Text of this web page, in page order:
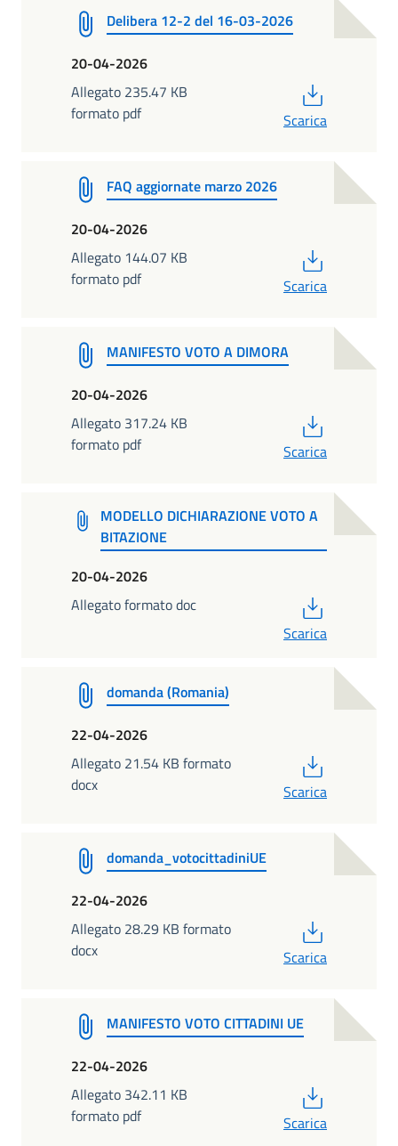
Delibera 12-2 del 16-03-2026
20-04-2026
Allegato 235.47 KB
formato pdf
Scarica
FAQ aggiornate marzo 2026
20-04-2026
Allegato 144.07 KB
formato pdf
Scarica
MANIFESTO VOTO A DIMORA
20-04-2026
Allegato 317.24 KB
formato pdf
Scarica
MODELLO DICHIARAZIONE VOTO A
BITAZIONE
20-04-2026
Allegato formato doc
Scarica
domanda (Romania)
22-04-2026
Allegato 21.54 KB formato
docx
Scarica
domanda_votocittadiniUE
22-04-2026
Allegato 28.29 KB formato
docx
Scarica
MANIFESTO VOTO CITTADINI UE
22-04-2026
Allegato 342.11 KB
formato pdf
Scarica